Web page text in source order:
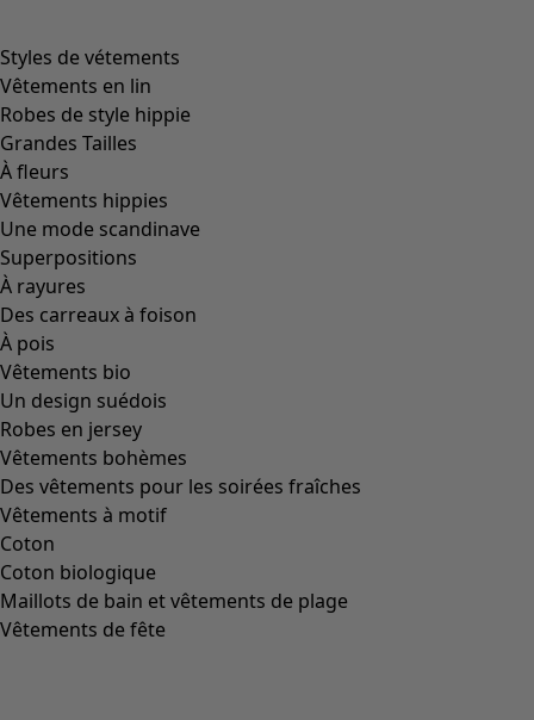
Styles de vétements
Vêtements en lin
Robes de style hippie
Grandes Tailles
À fleurs
Vêtements hippies
Une mode scandinave
Superpositions
À rayures
Des carreaux à foison
À pois
Vêtements bio
Un design suédois
Robes en jersey
Vêtements bohèmes
Des vêtements pour les soirées fraîches
Vêtements à motif
Coton
Coton biologique
Maillots de bain et vêtements de plage
Vêtements de fête